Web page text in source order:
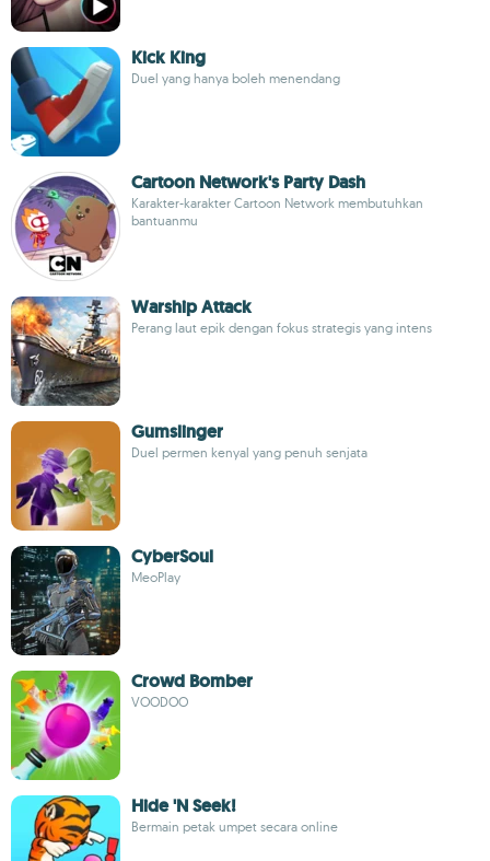
Kick King
Duel yang hanya boleh menendang
Cartoon Network's Party Dash
Karakter-karakter Cartoon Network membutuhkan
bantuanmu
Warship Attack
Perang laut epik dengan fokus strategis yang intens
Gumslinger
Duel permen kenyal yang penuh senjata
CyberSoul
MeoPlay
Crowd Bomber
VOODOO
Hide 'N Seek!
Bermain petak umpet secara online